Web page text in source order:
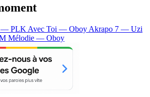
— PLK Avec Toi — Oboy Akrapo 7 — Uzi
Mélodie — Oboy